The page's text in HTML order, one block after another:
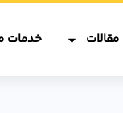
خدمات